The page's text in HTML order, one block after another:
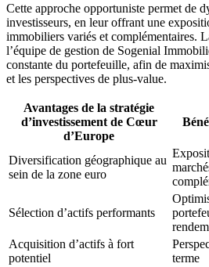
Cette approche opportuniste permet de
investisseurs, en leur offrant une
immobiliers variés et complémentaires.
l’équipe de gestion de Sogenial
constante du portefeuille, afin de
et les perspectives de plus-value.
Avantages de la stratégie
d’investissement de Cœur
d’Europe
Diversification géographique au
sein de la zone euro
Sélection d’actifs performants
Acquisition d’actifs à fort
potentiel
terme